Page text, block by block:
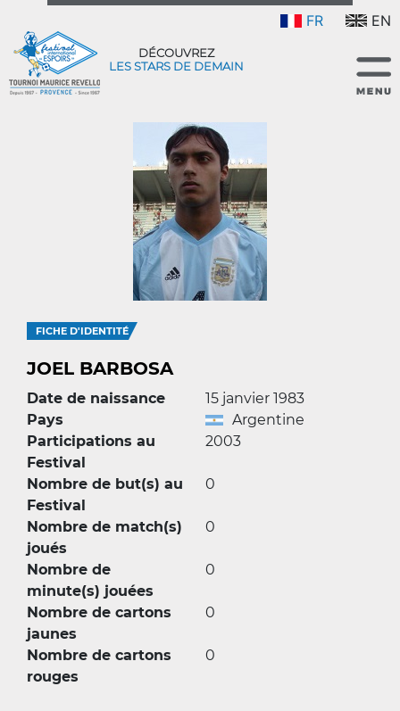
FR EN
DÉCOUVREZ
LES STARS DE DEMAIN
FICHE D'IDENTITÉ
JOEL BARBOSA
Date de naissance
15 janvier 1983
Pays
Argentine
Participations au
Festival
2003
Nombre de but(s) au
Festival
0
Nombre de match(s)
joués
0
Nombre de
minute(s) jouées
0
Nombre de cartons
jaunes
0
Nombre de cartons
rouges
0